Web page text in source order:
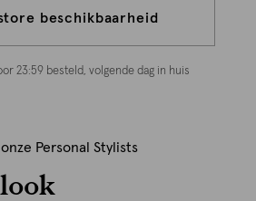
beschikbaarheid
23:59 besteld, volgende dag in huis
Personal Stylists